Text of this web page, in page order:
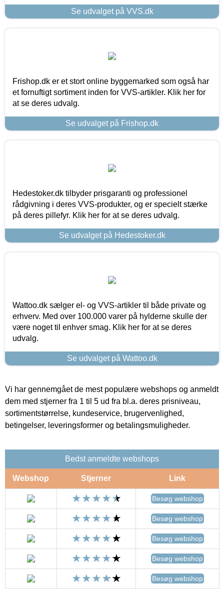
Se udvalget på VVS.dk
Frishop.dk er et stort online byggemarked som også har
et fornuftigt sortiment inden for VVS-artikler. Klik her for
at se deres udvalg.
Se udvalget på Frishop.dk
Hedestoker.dk tilbyder prisgaranti og professionel
rådgivning i deres VVS-produkter, og er specielt stærke
på deres pillefyr. Klik her for at se deres udvalg.
Se udvalget på Hedestoker.dk
Wattoo.dk sælger el- og VVS-artikler til både private og
erhverv. Med over 100.000 varer på hylderne skulle der
være noget til enhver smag. Klik her for at se deres
udvalg.
Se udvalget på Wattoo.dk
Vi har gennemgået de mest populære webshops og anmeldt
dem med stjerner fra 1 til 5 ud fra bl.a. deres prisniveau,
sortimentstørrelse, kundeservice, brugervenlighed,
betingelser, leveringsformer og betalingsmuligheder.
Bedst anmeldte webshops
Webshop Stjerner Link
Besøg webshop
Besøg webshop
Besøg webshop
Besøg webshop
Besøg webshop